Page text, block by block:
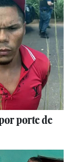
porte de